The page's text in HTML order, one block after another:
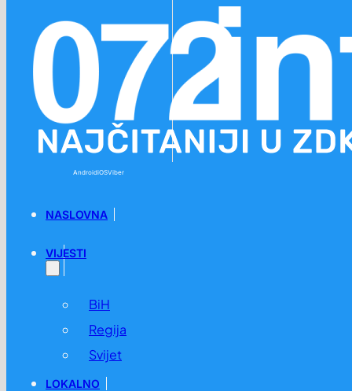
AndroidiOSViber
NASLOVNA
VIJESTI
BiH
Regija
Svijet
LOKALNO